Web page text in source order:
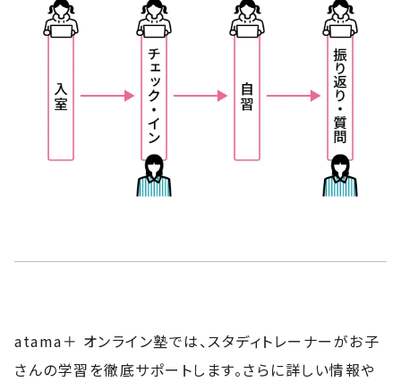
atama＋ オンライン塾では、スタディトレーナーがお子
さんの学習を徹底サポートします。さらに詳しい情報や